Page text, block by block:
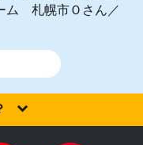
ム 札幌市Ｏさん／